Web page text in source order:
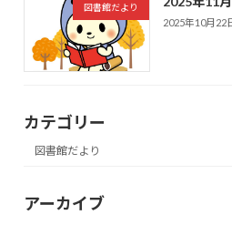
図書館だより
2025年10月22
カテゴリー
図書館だより
アーカイブ